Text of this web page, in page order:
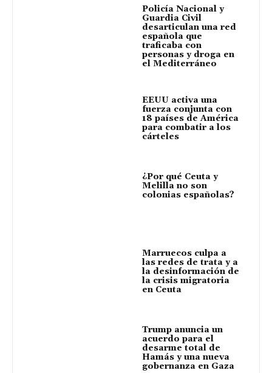
Policía Nacional y
Guardia Civil
desarticulan una red
española que
traficaba con
personas y droga en
el Mediterráneo
EEUU activa una
fuerza conjunta con
18 países de América
para combatir a los
cárteles
¿Por qué Ceuta y
Melilla no son
colonias españolas?
Marruecos culpa a
las redes de trata y a
la desinformación de
la crisis migratoria
en Ceuta
Trump anuncia un
acuerdo para el
desarme total de
Hamás y una nueva
gobernanza en Gaza